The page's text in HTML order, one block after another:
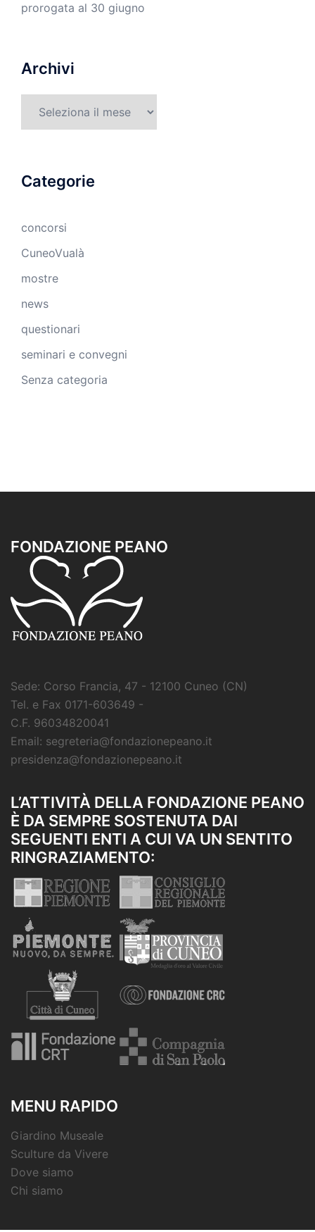
prorogata al 30 giugno
Archivi
Categorie
concorsi
CuneoVualà
mostre
news
questionari
seminari e convegni
Senza categoria
FONDAZIONE PEANO
Sede: Corso Francia, 47 - 12100 Cuneo (CN)
Tel. e Fax 0171-603649 -
C.F. 96034820041
Email: segreteria@fondazionepeano.it
presidenza@fondazionepeano.it
L’ATTIVITÀ DELLA FONDAZIONE PEANO
È DA SEMPRE SOSTENUTA DAI
SEGUENTI ENTI A CUI VA UN SENTITO
RINGRAZIAMENTO:
MENU RAPIDO
Giardino Museale
Sculture da Vivere
Dove siamo
Chi siamo